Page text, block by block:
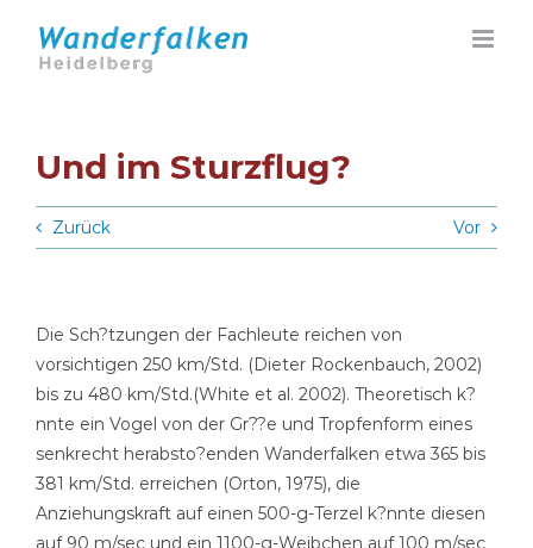
Inhalt
springen
Und im Sturzflug?
Zurück Vor
Die Sch?tzungen der Fachleute reichen von
vorsichtigen 250 km/Std. (Dieter Rockenbauch, 2002)
bis zu 480 km/Std.(White et al. 2002). Theoretisch k?
nnte ein Vogel von der Gr??e und Tropfenform eines
senkrecht herabsto?enden Wanderfalken etwa 365 bis
381 km/Std. erreichen (Orton, 1975), die
Anziehungskraft auf einen 500-g-Terzel k?nnte diesen
auf 90 m/sec und ein 1100-g-Weibchen auf 100 m/sec